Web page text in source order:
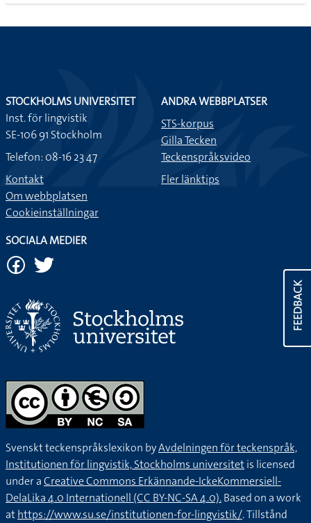
FEEDBACK
STOCKHOLMS UNIVERSITET
Inst. för lingvistik
SE-106 91 Stockholm
Telefon: 08-16 23 47
Kontakt
Om webbplatsen
Cookieinställningar
ANDRA WEBBPLATSER
STS-korpus
Gilla Tecken
Teckenspråksvideo
Fler länktips
SOCIALA MEDIER
Svenskt teckenspråkslexikon byAvdelningen för teckenspråk,
Institutionen för lingvistik, Stockholms universitetis licensed
under aCreative Commons Erkännande-IckeKommersiell-
DelaLika 4.0 Internationell (CC BY-NC-SA 4.0).Based on a work
athttps://www.su.se/institutionen-for-lingvistik/. Tillstånd